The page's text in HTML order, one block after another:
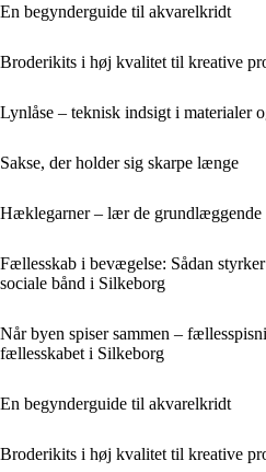
En begynderguide til akvarelkridt
Broderikits i høj kvalitet til kreative
Lynlåse – teknisk indsigt i materialer
Sakse, der holder sig skarpe længe
Hæklegarner – lær de grundlæggende
Fællesskab i bevægelse: Sådan
sociale bånd i Silkeborg
Når byen spiser sammen –
fællesskabet i Silkeborg
En begynderguide til akvarelkridt
Broderikits i høj kvalitet til kreative